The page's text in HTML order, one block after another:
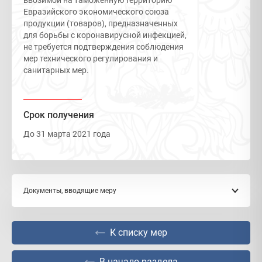
Евразийского экономического союза
продукции (товаров), предназначенных
для борьбы с коронавирусной инфекцией,
не требуется подтверждения соблюдения
мер технического регулирования и
санитарных мер.
Срок получения
До 31 марта 2021 года
Документы, вводящие меру
Решение Совета ЕЭК от1 октября 2020 года № 86 «О
внесении изменений в Решение Комиссии
К списку мер